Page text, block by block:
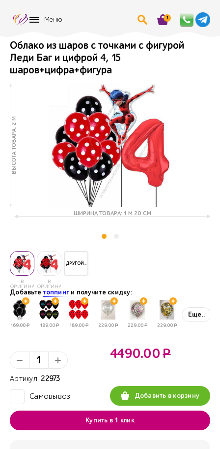
Меню 1
Облако из шаров с точками с фигурой
Леди Баг и цифрой 4, 15
шаров+цифра+фигура
ВЫСОТА ТОВАРА: 2 М
ШИРИНА ТОВАРА: 1 М 20 СМ
В
ОРИГИНАЛЕ
В
ОРИГИНАЛЕ
ДРУГОЙ..
Добавьтетоппинг и получите скидку:
169.00Р 189.00Р 189.00Р 229.00Р 229.00Р 229.00Р
Еще..
Артикул: 22973
Самовывоз
4490.00Р
Добавить в корзину
Купить в 1 клик